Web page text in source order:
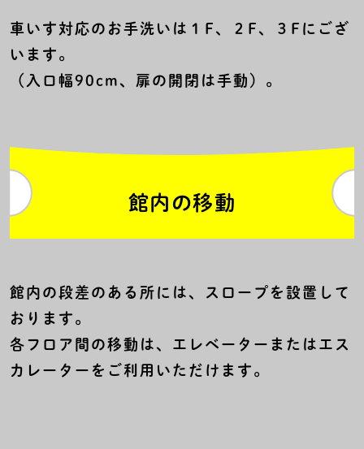
車いす対応のお手洗いは１F、２F、３Fにござ
います。
（入口幅90cm、扉の開閉は手動）。
館内の移動
館内の段差のある所には、スロープを設置して
おります。
各フロア間の移動は、エレベーターまたはエス
カレーターをご利用いただけます。